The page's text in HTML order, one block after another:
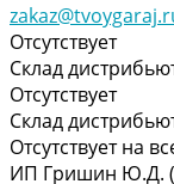
Отсутствует
Склад
Отсутствует
Склад
Отсутствует на
ИП Гришин Ю.Д.